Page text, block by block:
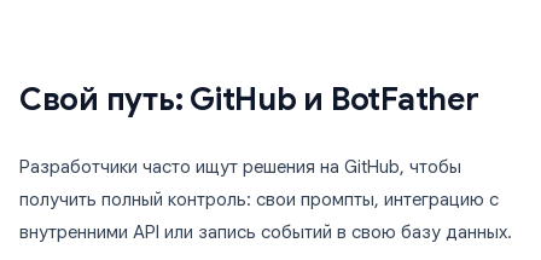
Свой путь: GitHub и BotFather
Разработчики часто ищут решения на GitHub, чтобы
получить полный контроль: свои промпты, интеграцию с
внутренними API или запись событий в свою базу данных.